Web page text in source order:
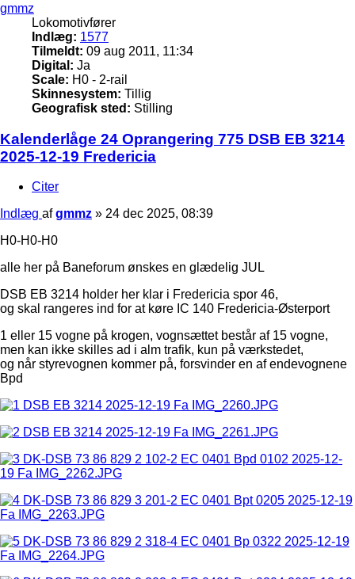
gmmz
Lokomotivfører
Indlæg: 1577
Tilmeldt: 09 aug 2011, 11:34
Digital: Ja
Scale: H0 - 2-rail
Skinnesystem: Tillig
Geografisk sted: Stilling
Kalenderlåge 24 Oprangering 775 DSB EB 3214
2025-12-19 Fredericia
Citer
Indlæg afgmmz » 24 dec 2025, 08:39
H0-H0-H0
alle her på Baneforum ønskes en glædelig JUL
DSB EB 3214 holder her klar i Fredericia spor 46,
og skal rangeres ind for at køre IC 140 Fredericia-Østerport
1 eller 15 vogne på krogen, vognsættet består af 15 vogne,
men kan ikke skilles ad i alm trafik, kun på værkstedet,
og når styrevognen kommer på, forsvinder en af endevognene
Bpd